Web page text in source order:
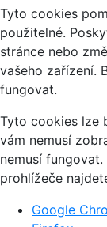
Tyto cookies
použitelné.
stránce nebo
vašeho zařízení.
fungovat.
Tyto cookies lze
vám nemusí
nemusí
prohlížeče
Google